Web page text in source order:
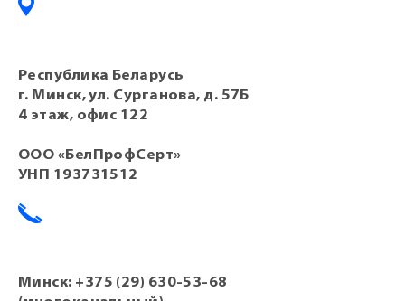
Республика Беларусь
г. Минск, ул. Сурганова, д. 57Б
4 этаж, офис 122
ООО «БелПрофСерт»
УНП 193731512
Минск: +375 (29) 630-53-68